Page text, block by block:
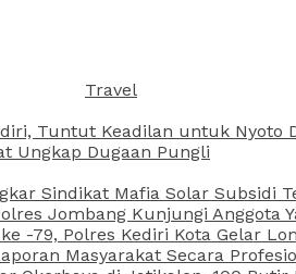
Travel
Tuntut Keadilan untuk Nyoto
Ungkap Dugaan Pungli
Sindikat Mafia Solar Subsidi
Jombang Kunjungi Anggota
-79, Polres Kediri Kota Gelar
Masyarakat Secara